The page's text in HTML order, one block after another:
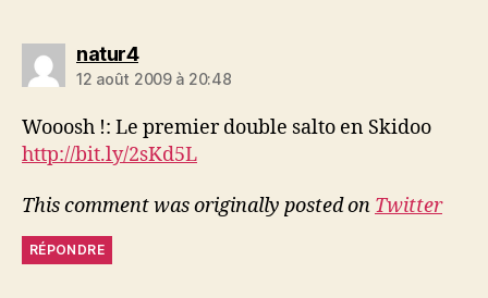
natur4dit :
12 août 2009 à 20:48
Wooosh !: Le premier double salto en Skidoo
http://bit.ly/2sKd5L
This comment was originally posted on Twitter
RÉPONDRE